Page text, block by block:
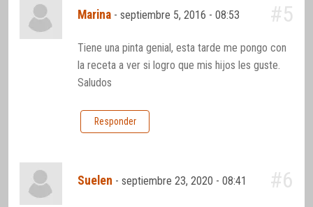
Marina -septiembre 5, 2016 - 08:53 #5
Tiene una pinta genial, esta tarde me pongo con
la receta a ver si logro que mis hijos les guste.
Saludos
Responder
Suelen -septiembre 23, 2020 - 08:41 #6